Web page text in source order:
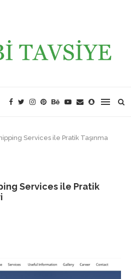
Services ile Pratik Taşınma
Services ile Pratik